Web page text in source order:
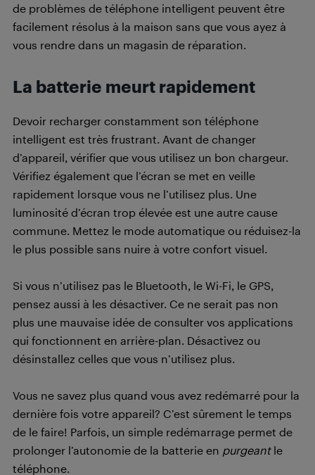
de problèmes de téléphone intelligent peuvent être
facilement résolus à la maison sans que vous ayez à
vous rendre dans un magasin de réparation.
La batterie meurt rapidement
Devoir recharger constamment son téléphone
intelligent est très frustrant. Avant de changer
d’appareil, vérifier que vous utilisez un bon chargeur.
Vérifiez également que l’écran se met en veille
rapidement lorsque vous ne l’utilisez plus. Une
luminosité d’écran trop élevée est une autre cause
commune. Mettez le mode automatique ou réduisez-la
le plus possible sans nuire à votre confort visuel.
Si vous n’utilisez pas le Bluetooth, le Wi-Fi, le GPS,
pensez aussi à les désactiver. Ce ne serait pas non
plus une mauvaise idée de consulter vos applications
qui fonctionnent en arrière-plan. Désactivez ou
désinstallez celles que vous n’utilisez plus.
Vous ne savez plus quand vous avez redémarré pour la
dernière fois votre appareil? C’est sûrement le temps
de le faire! Parfois, un simple redémarrage permet de
prolonger l’autonomie de la batterie en purgeantle
téléphone.